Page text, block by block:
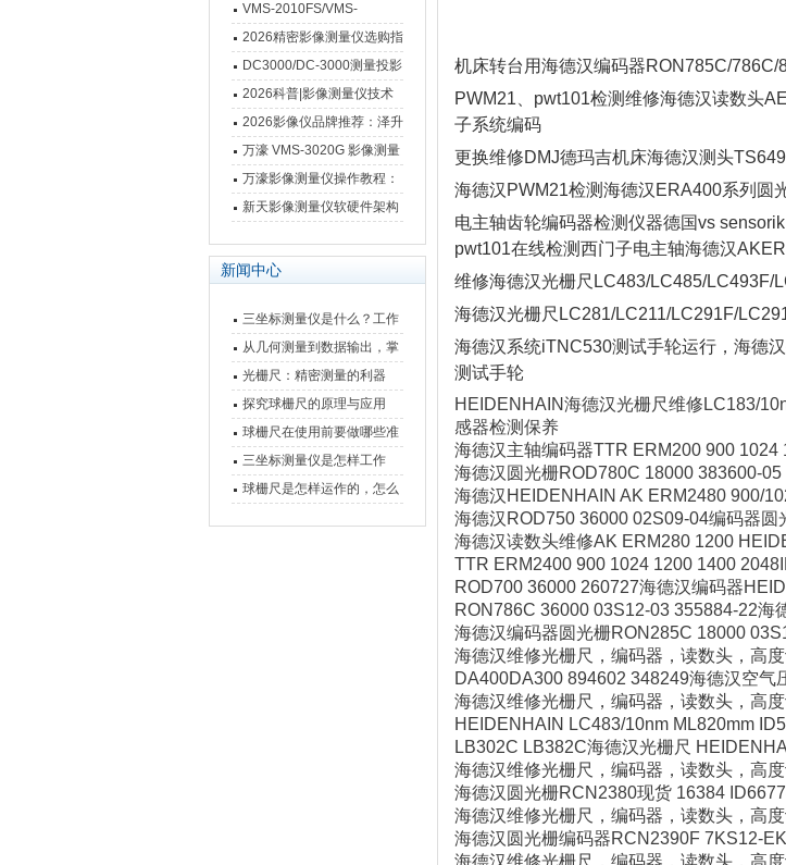
VMS-2010FS/VMS-
3020FS/VMS-4030FS手动
影像测量仪技术参数
2026精密影像测量仪选购指
南 靠谱品牌一站式选型推荐
DC3000/DC-3000测量投影
仪万濠数据处理器数显表故
障维修方法
2026科普|影像测量仪技术
原理、分类及选型应用
2026影像仪品牌推荐：泽升
影像测量仪选型指南
万濠 VMS-3020G 影像测量
仪技术规格与应用解析
万濠影像测量仪操作教程：
从开机到出报告，新手也能
新天影像测量仪软硬件架构
新闻中心
三坐标测量仪是什么？工作
原理、分类与核心功能一次
讲清
从几何测量到数据输出，掌
握万濠影像测量仪的六大核
心能力
光栅尺：精密测量的利器
探究球栅尺的原理与应用
球栅尺在使用前要做哪些准
备工作？
三坐标测量仪是怎样工作
的，功能有什么优势？
球栅尺是怎样运作的，怎么
机床转台用海德汉编码器RON785C/
PWM21、pwt101检测维修海德汉读数头
子系统编码
更换维修DMJ德玛吉机床海德汉测头
海德汉PWM21检测海德汉ERA400系列圆
电主轴齿轮编码器检测仪器德国vs
pwt101在线检测西门子电主轴海德汉
维修海德汉光栅尺LC483/LC485/LC493F/
海德汉光栅尺LC281/LC211/LC291F/
海德汉系统iTNC530测试手轮运行，海德
测试手轮
HEIDENHAIN海德汉光栅尺维修LC183/
感器检测保养
海德汉主轴编码器TTR ERM200 900
海德汉圆光栅ROD780C 18000 383600-
海德汉HEIDENHAIN AK ERM2480 900/
海德汉ROD750 36000 02S09-04编码器
海德汉读数头维修AK ERM280 1200
TTR ERM2400 900 1024 1200 1400
ROD700 36000 260727海德汉编码器
RON786C 36000 03S12-03 355884-22海
海德汉编码器圆光栅RON285C 18000
海德汉维修光栅尺，编码器，读数头，高
DA400DA300 894602 348249海德汉空气
海德汉维修光栅尺，编码器，读数头，高
HEIDENHAIN LC483/10nm ML820mm
LB302C LB382C海德汉光栅尺
海德汉维修光栅尺，编码器，读数头，高
海德汉圆光栅RCN2380现货 16384
海德汉维修光栅尺，编码器，读数头，高
海德汉圆光栅编码器RCN2390F 7KS12-
海德汉维修光栅尺，编码器，读数头，高